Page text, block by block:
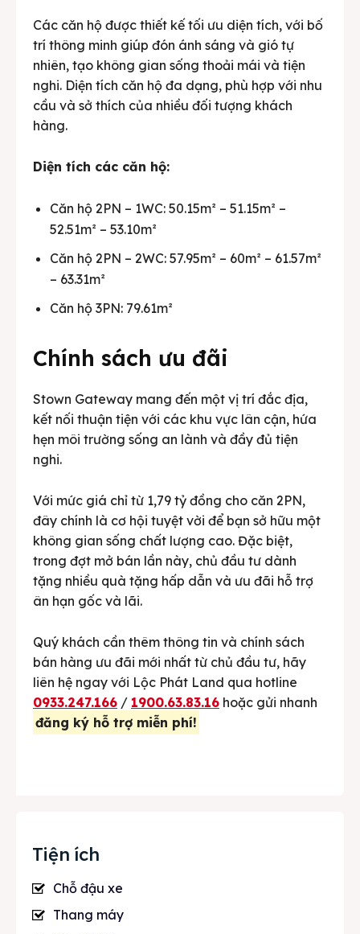
Các căn hộ được thiết kế tối ưu diện tích, với bố
trí thông minh giúp đón ánh sáng và gió tự
nhiên, tạo không gian sống thoải mái và tiện
nghi. Diện tích căn hộ đa dạng, phù hợp với nhu
cầu và sở thích của nhiều đối tượng khách
hàng.
Diện tích các căn hộ:
Căn hộ 2PN – 1WC: 50.15m² – 51.15m² –
52.51m² – 53.10m²
Căn hộ 2PN – 2WC: 57.95m² – 60m² – 61.57m²
– 63.31m²
Căn hộ 3PN: 79.61m²
Chính sách ưu đãi
Stown Gateway mang đến một vị trí đắc địa,
kết nối thuận tiện với các khu vực lân cận, hứa
hẹn môi trường sống an lành và đầy đủ tiện
nghi.
Với mức giá chỉ từ 1,79 tỷ đồng cho căn 2PN,
đây chính là cơ hội tuyệt vời để bạn sở hữu một
không gian sống chất lượng cao. Đặc biệt,
trong đợt mở bán lần này, chủ đầu tư dành
tặng nhiều quà tặng hấp dẫn và ưu đãi hỗ trợ
ân hạn gốc và lãi.
Quý khách cần thêm thông tin và chính sách
bán hàng ưu đãi mới nhất từ chủ đầu tư, hãy
liên hệ ngay với Lộc Phát Land qua hotline
0933.247.166 / 1900.63.83.16 hoặc gửi nhanh
đăng ký hỗ trợ miễn phí!
Tiện ích
Chỗ đậu xe
Thang máy